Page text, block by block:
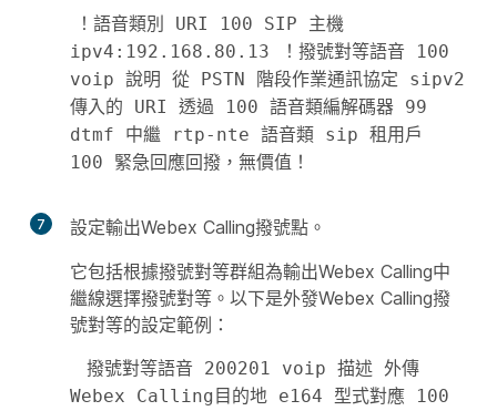
！語音類別 URI 100 SIP 主機
ipv4:192.168.80.13 ！撥號對等語音 100
voip 說明 從 PSTN 階段作業通訊協定 sipv2
傳入的 URI 透過 100 語音類編解碼器 99
dtmf 中繼 rtp-nte 語音類 sip 租用戶
100 緊急回應回撥，無價值！
7
設定輸出Webex Calling撥號點。
它包括根據撥號對等群組為輸出Webex Calling中
繼線選擇撥號對等。以下是外發Webex Calling撥
號對等的設定範例：
Webex Calling目的地 e164 型式對應 100